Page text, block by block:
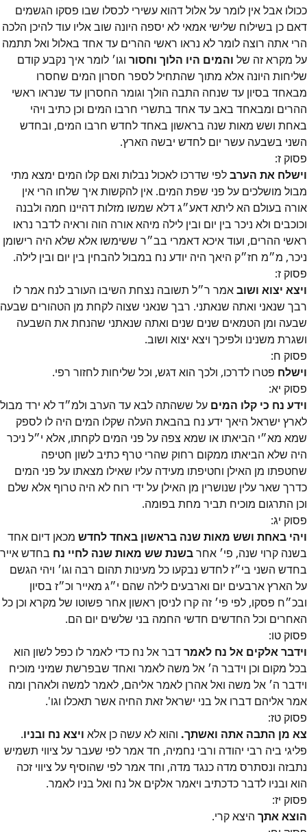
ככולו אבל אין לומר על אלול דהוא עשירי לכסלו שבו פסקו הגשמים
דאם כן בשילוח שלישי אמאי לא יספה היונה שוב אליו עוד להיכן הלכה
הרי אתה רוצה לומר לא נראו ראשי ההרים עד אחד באלול ואל תתמה
על מקרא זה של והמים היו הלוך וחסור
וגו׳‎ לומר איך נקבע קודם
שליחות היונה אלא מתוך שהתחיל לספר חסרון המים שחסרו
מבאחד בסיון עד שנחה התבה הולך וגומר החסרון עד שנראו ראשי
ההרים ומבאחד באב עד אחד בתשרי חרבו המים וכן כתיב ויהי
באחת ושש מאות שנה בראשון באחד לחדש חרבו המים, ובחדש
השני בשבעה עשר יום לחדש יבשה הארץ.
פסוק ז:
וישלח את הערבלפי שדרכו לאכול נבלות ואם קלו המים ימצא מתי
מבול מושלכים על פני שפת המים. אין להקשות איך שלחו הרי אין
אורה בעולם הא ליתא דאע״‎ג דלא שמשו מזלות דהיינו חמה ולבנה
וכוכבים ולא ניכר בין יום ובין לילה מיהא אורה הוה וראיה לדבר נראו
ראשי ההרים, ועוד איכא דאמרי בב״‎ר ששימשו אלא שלא היה רישומן
ניכר, מ״‎מ חז״‎ק היאך היה יודע נח במבול להבחין בין יום ובין לילה.
פסוק ז:
ויצא יצוא ושוב
אמר ר״‎ל תשובה נצחת השיבו העורב לנח אמר לו
רבך שנאני ואתה שנאתני. רבך שנאני שצוה לקחת מן הטהורים שבעה
שבעה ומן הטמאים שנים שנים ואתה שנאתני שהנחת את השבעה
ושגרת משנינו ולפיכך ויצא יצוא ושוב.
פסוק ח:
וישלח פטרו לדרכו, ולכך הוא דגש, וכל שליחות לחזור רפי.
פסוק יא:
וידע נח כי קלו המים
על ששהתה לבא עד הערב ולמ״‎ד לא ירד מבול
לארץ ישראל היאך ידע נח בהבאת העלה שקלו המים היה לו לספק
שמא מא״‎י הביאתו או שמא צפה על פני המים לקחתו, אלא י״‎ל ניכר
היה שלא הביאתו ממקום רחוק שהרי טרף כתיב לשון חטיפה
שחטפתו מן האילן וחטיפתו מעידה עליו שאילו מצאתו על פני המים
כדרך שאר עלין שנושרין מן האילן על ידי רוח לא היה טרוף אלא שלם
וכן התרגום מוכיח תביר מחת בפומה.
פסוק יג:
ויהי באחת ושש מאות שנה בראשון באחד לחדש מכאן דיום אחד
בשנה קרוי שנה, פי׳‎ אחר
בשנת שש מאות שנה לחיי נח בחדש אייר
בחדש השני בי״‎ז לחדש נבקעו כל מעינות תהום רבה וגו׳‎ ויהי הגשם
על הארץ ארבעים יום וארבעים לילה שהם י״‎ג מאייר וכ״‎ז בסיון
ובכ״‎ח פסקו, לפי פי׳‎ זה קרו לניסן ראשון אחר פשוטו של מקרא וכן כל
האחרים וכל החדשים חדשי החמה בני שלשים יום הם.
פסוק טו:
וידבר אלקים אל נח לאמרדבר אל נח כדי לאמר לו כפל לשון הוא
בכל מקום וכן וידבר ה׳‎ אל משה לאמר ואחד שבפרשת שמיני מוכיח
וידבר ה׳‎ אל משה ואל אהרן לאמר אליהם, לאמר למשה ולאהרן ומה
אמר אליהם דברו אל בני ישראל זאת החיה אשר תאכלו וגו'.
פסוק טז:
צא מן התבה אתה ואשתך. והוא לא עשה כן אלא ויצא נח ובניו.
פליגי ביה רבי יהודה ורבי נחמיה, חד אמר לפי שעבר על ציווי תשמיש
נתבזה ונסתרס מדה כנגד מדה, וחד אמר לפי שהוסיף על ציווי זכה
הוא ובניו לדבר כדכתיב ויאמר אלקים אל נח ואל בניו לאמר.
פסוק יז:
הוצא אתך היצא קרי.